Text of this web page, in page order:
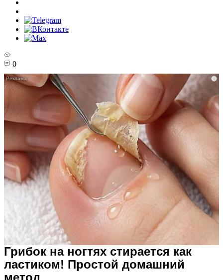
0
i
Грибок на ногтях стирается как
ластиком! Простой домашний